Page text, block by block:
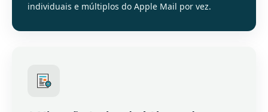
individuais e múltiplos do Apple Mail por vez.